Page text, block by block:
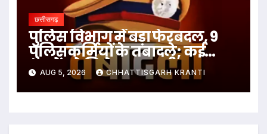
छत्तीसगढ़
पुलिस विभाग में बड़ा फेरबदल, 9
पुलिसकर्मियों के तबादले; कई
थानों को मिले नए प्रभारी
AUG 5, 2026 CHHATTISGARH KRANTI